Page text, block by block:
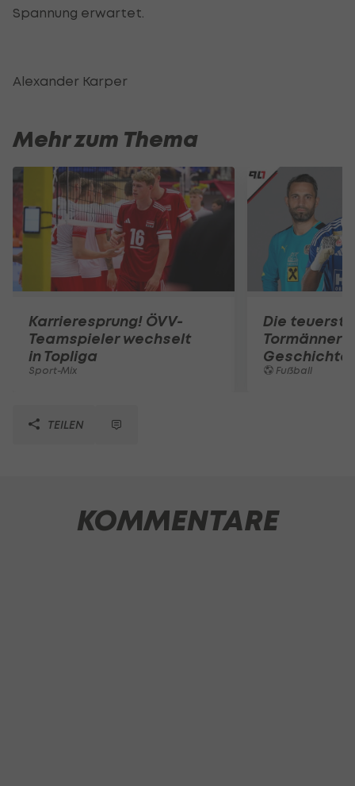
Spannung erwartet.
Alexander Karper
Mehr zum Thema
Karrieresprung! ÖVV-
Teamspieler wechselt
in Topliga
Sport-Mix
Die
Tormänner
Geschichte
Fußball
TEILEN
KOMMENTARE